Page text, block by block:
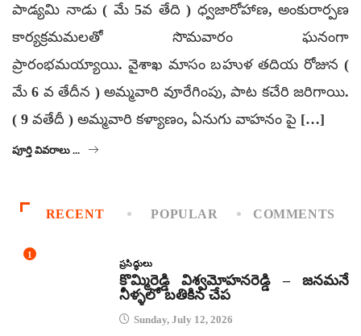
పాడ్యమి నాడు ( మే 5వ తేది ) ధ్వజారోహాణ, అంకురార్పణ
కార్యక్రమమలతో సొమవారం ఘనంగా
ప్రారంభమయ్యాయి. వైశాఖ మాసం బహుళ తదియ రోజున (
మే 6 వ తేదీన ) అమ్మవారి వూరేగింపు, పాట కచేరి జరిగాయి.
( 9 వతేదీ ) అమ్మవారి కళ్యాణం, ఏనుగు వాహనం పై […]
పూర్తి వివరాలు ...
RECENT POPULAR COMMENTS
1
ప్రసిద్ధులు
కొమ్మిరెడ్డి విశ్వమోహనరెడ్డి – జనమనే
నీళ్ళలో బతికిన చేప
Sunday, July 12, 2026